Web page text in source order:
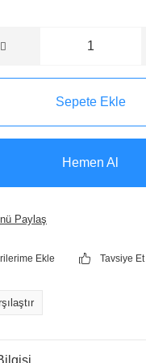
Sepete Ekle
Hemen Al
Paylaş
Tavsiye Et